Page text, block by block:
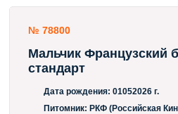
№ 78800
Мальчик Французский
стандарт
Дата рождения: 01052026 г.
Питомник: РКФ (Российская